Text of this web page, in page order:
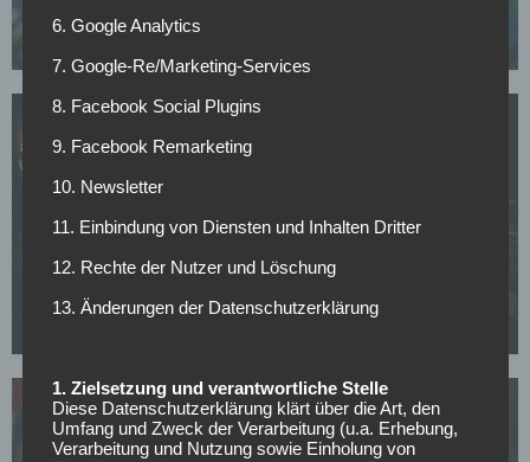
Shamrock stand, Dinamo Zagreb entgeht dem
Aus
6. Google Analytics
7. Google-Re/Marketing-Services
8. Facebook Social Plugins
9. Facebook Remarketing
10. Newsletter
11. Einbindung von Diensten und Inhalten Dritter
12. Rechte der Nutzer und Löschung
13. Änderungen der Datenschutzerklärung
1. Zielsetzung und verantwortliche Stelle
Diese Datenschutzerklärung klärt über die Art, den
Umfang und Zweck der Verarbeitung (u.a. Erhebung,
Verarbeitung und Nutzung sowie Einholung von